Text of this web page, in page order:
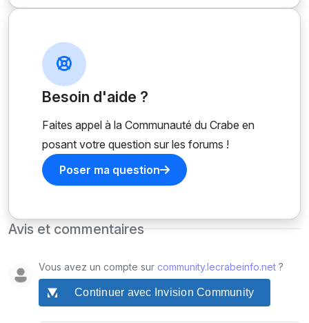
Besoin d'aide ?
Faites appel à la Communauté du Crabe en
posant votre question sur les forums !
Poser ma question
Avis et commentaires
Vous avez un compte sur community.lecrabeinfo.net ?
Continuer avec Invision Community